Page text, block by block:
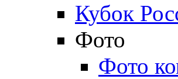
Кубок
Фото
Фото